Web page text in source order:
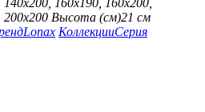
200х200 Высота (см)21 см
Lonax КоллекцииСерия